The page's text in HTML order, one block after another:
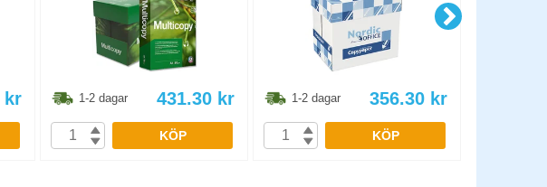
kr 1-2 dagar 431.30 kr
KÖP
1-2 dagar 356.30 kr
KÖP